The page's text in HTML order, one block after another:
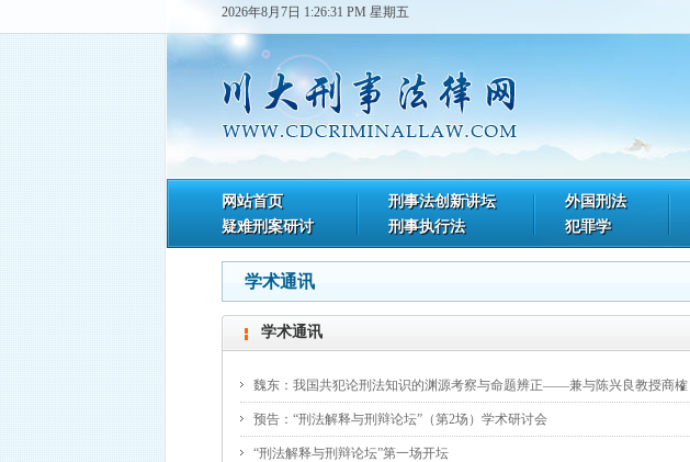
2026年8月7日 1:26:31 PM 星期五
网站首页 刑事法创新讲坛 外国刑法
疑难刑案研讨
刑事执行法 犯罪学
学术通讯
学术通讯
魏东：我国共犯论刑法知识的渊源考察与命题辨正——兼与陈兴良教授商榷
预告：“刑法解释与刑辩论坛”（第2场）学术研讨会
“刑法解释与刑辩论坛”第一场开坛